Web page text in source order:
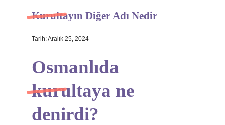
Hakkımızda
Kurultayın Diğer Adı Nedir
Tarih: Aralık 25, 2024
Osmanlıda
kurultaya ne
denirdi?